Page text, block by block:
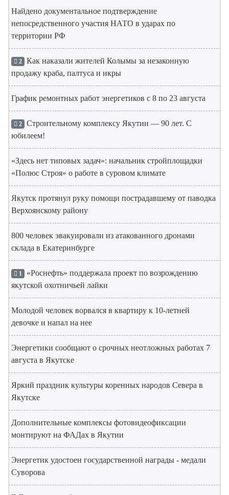
Найдено документальное подтверждение
непосредственного участия НАТО в ударах по
территории РФ
2 Как наказали жителей Колымы за незаконную
продажу краба, палтуса и икры
График ремонтных работ энергетиков с 8 по 23 августа
2 Строительному комплексу Якутии — 90 лет. С
юбилеем!
«Здесь нет типовых задач»: начальник стройплощадки
«Полюс Строя» о работе в суровом климате
Якутск протянул руку помощи пострадавшему от паводка
Верхоянскому району
800 человек эвакуировали из атакованного дронами
склада в Екатеринбурге
1 «Роснефть» поддержала проект по возрождению
якутской охотничьей лайки
Молодой человек ворвался в квартиру к 10-летней
девочке и напал на нее
Энергетики сообщают о срочных неотложных работах 7
августа в Якутске
Яркий праздник культуры коренных народов Севера в
Якутске
Дополнительные комплексы фотовидеофиксации
монтируют на ФАДах в Якутии
Энергетик удостоен государственной награды - медали
Суворова